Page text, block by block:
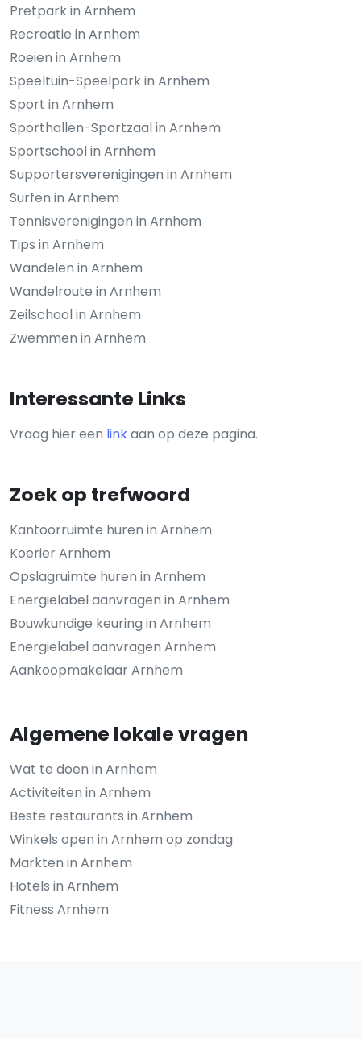
Pretpark in Arnhem
Recreatie in Arnhem
Roeien in Arnhem
Speeltuin-Speelpark in Arnhem
Sport in Arnhem
Sporthallen-Sportzaal in Arnhem
Sportschool in Arnhem
Supportersverenigingen in Arnhem
Surfen in Arnhem
Tennisverenigingen in Arnhem
Tips in Arnhem
Wandelen in Arnhem
Wandelroute in Arnhem
Zeilschool in Arnhem
Zwemmen in Arnhem
Interessante Links
Vraag hier een linkaan op deze pagina.
Zoek op trefwoord
Kantoorruimte huren in Arnhem
Koerier Arnhem
Opslagruimte huren in Arnhem
Energielabel aanvragen in Arnhem
Bouwkundige keuring in Arnhem
Energielabel aanvragen Arnhem
Aankoopmakelaar Arnhem
Algemene lokale vragen
Wat te doen in Arnhem
Activiteiten in Arnhem
Beste restaurants in Arnhem
Winkels open in Arnhem op zondag
Markten in Arnhem
Hotels in Arnhem
Fitness Arnhem